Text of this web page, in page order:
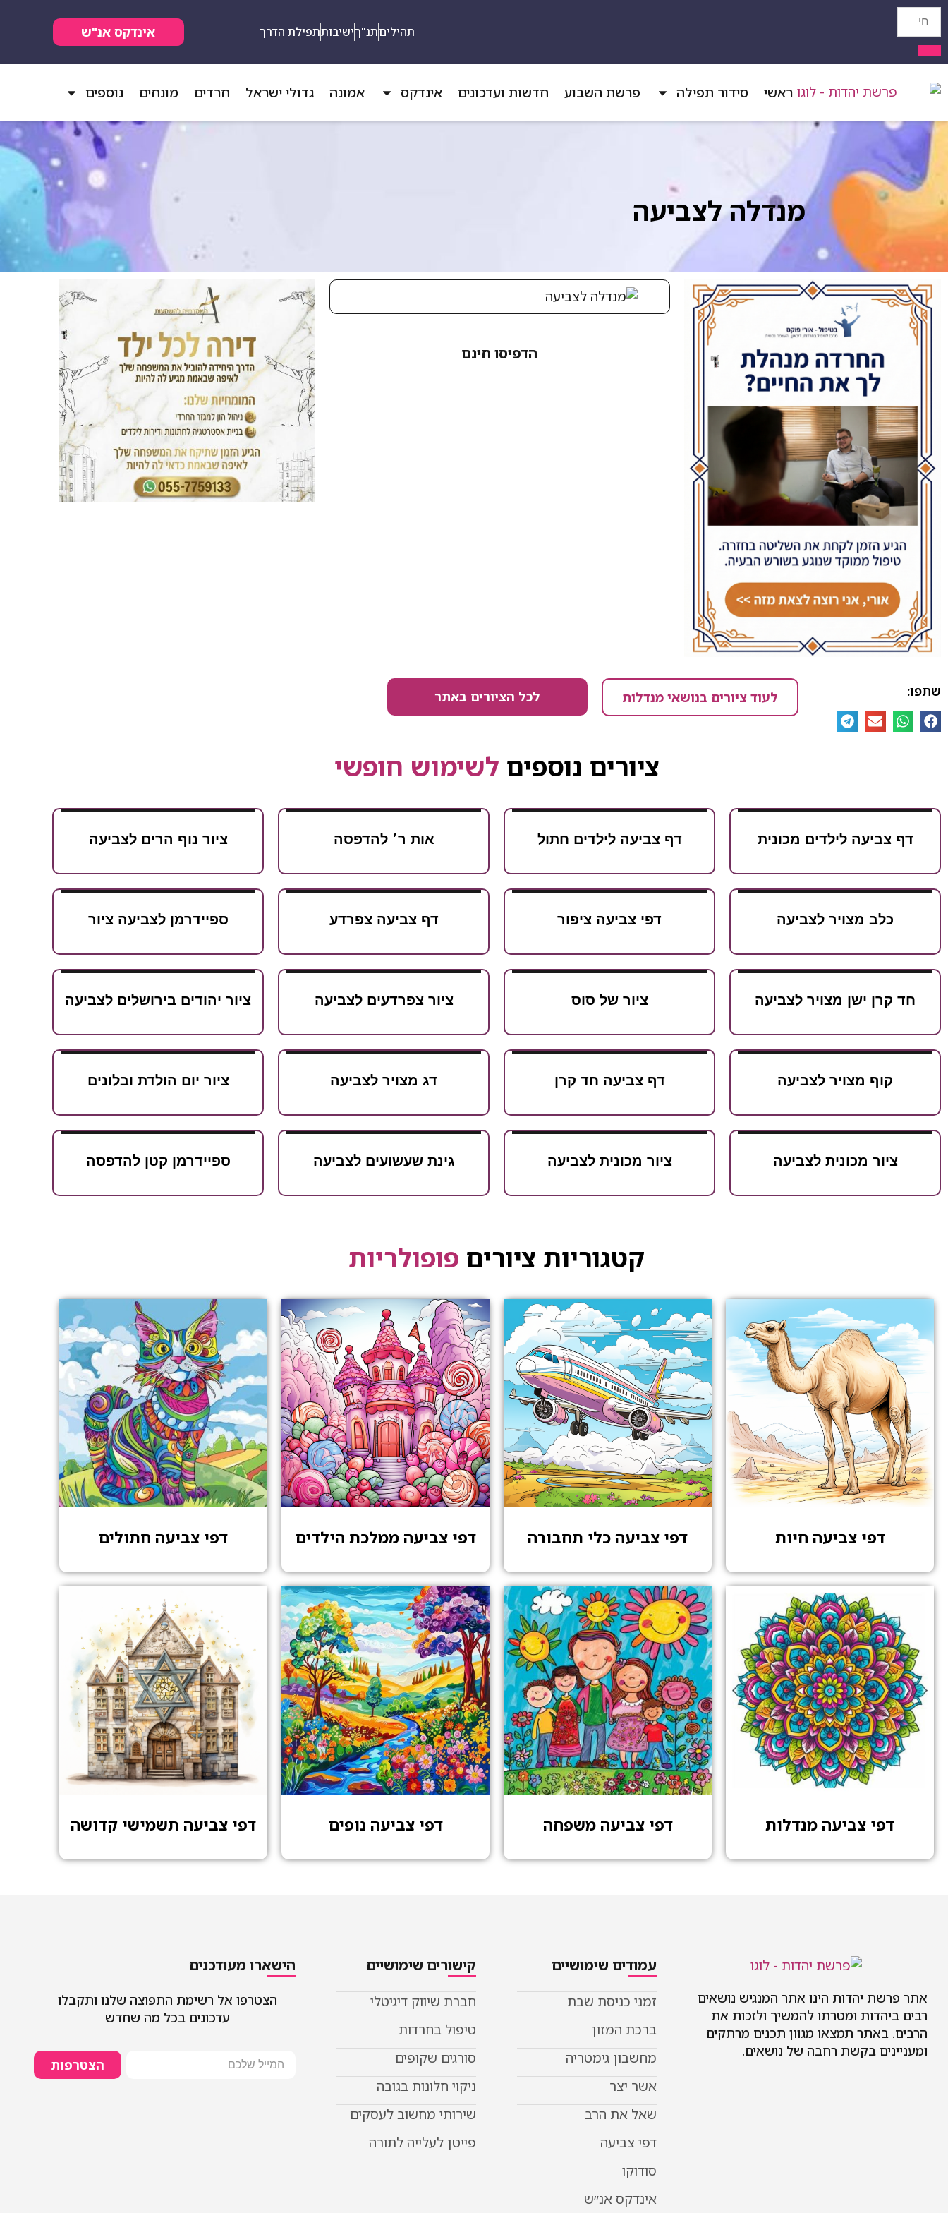
תהיליםתנ"ךישיבותתפילת הדרך אינדקס אנ"ש
ראשי סידור תפילה פרשת השבוע חדשות ועדכונים אינדקס אמונה גדולי ישראל חרדים מונחים נוספים
מנדלה לצביעה
הדפיסו חינם
שתפו: לעוד ציורים בנושאי מנדלות לכל הציורים באתר
ציורים נוספים לשימוש חופשי
דף צביעה לילדים מכונית דף צביעה לילדים חתול אות ר׳ להדפסה ציור נוף הרים לצביעה
כלב מצויר לצביעה דפי צביעה ציפור דף צביעה צפרדע ספיידרמן לצביעה ציור
חד קרן ישן מצויר לצביעה ציור של סוס ציור צפרדעים לצביעה ציור יהודים בירושלים לצביעה
קוף מצויר לצביעה דף צביעה חד קרן דג מצויר לצביעה ציור יום הולדת ובלונים
ציור מכונית לצביעה ציור מכונית לצביעה גינת שעשועים לצביעה ספיידרמן קטן להדפסה
קטגוריות ציורים פופולריות
דפי צביעה חיות דפי צביעה כלי תחבורה דפי צביעה ממלכת הילדים דפי צביעה חתולים
דפי צביעה מנדלות דפי צביעה משפחה דפי צביעה נופים דפי צביעה תשמישי קדושה
אתר פרשת יהדות הינו אתר המנגיש נושאים
רבים ביהדות ומטרתו להמשיך ולזכות את
הרבים. באתר תמצאו מגוון תכנים מרתקים
ומעניינים בקשת רחבה של נושאים.
עמודים שימושיים
זמני כניסת שבת
ברכת המזון
מחשבון גימטריה
אשר יצר
שאל את הרב
דפי צביעה
סודוקו
אינדקס אנ״ש
קישורים שימושיים
חברת שיווק דיגיטלי
טיפול בחרדות
סורגים שקופים
ניקוי חלונות בגובה
שירותי מחשוב לעסקים
פייטן לעלייה לתורה
הישארו מעודכנים
הצטרפו אל רשימת התפוצה שלנו ותקבלו
עדכונים בכל מה שחדש
הצטרפות